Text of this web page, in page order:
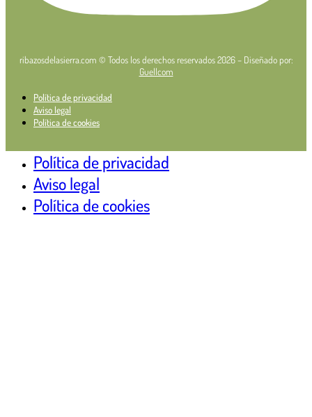
ribazosdelasierra.com © Todos los derechos reservados 2026 – Diseñado por:
Guellcom
Política de privacidad
Aviso legal
Política de cookies
Política de privacidad
Aviso legal
Política de cookies